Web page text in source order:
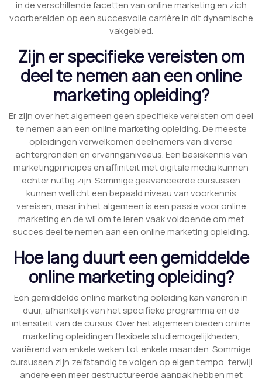
in de verschillende facetten van online marketing en zich
voorbereiden op een succesvolle carrière in dit dynamische
vakgebied.
Zijn er specifieke vereisten om
deel te nemen aan een online
marketing opleiding?
Er zijn over het algemeen geen specifieke vereisten om deel
te nemen aan een online marketing opleiding. De meeste
opleidingen verwelkomen deelnemers van diverse
achtergronden en ervaringsniveaus. Een basiskennis van
marketingprincipes en affiniteit met digitale media kunnen
echter nuttig zijn. Sommige geavanceerde cursussen
kunnen wellicht een bepaald niveau van voorkennis
vereisen, maar in het algemeen is een passie voor online
marketing en de wil om te leren vaak voldoende om met
succes deel te nemen aan een online marketing opleiding.
Hoe lang duurt een gemiddelde
online marketing opleiding?
Een gemiddelde online marketing opleiding kan variëren in
duur, afhankelijk van het specifieke programma en de
intensiteit van de cursus. Over het algemeen bieden online
marketing opleidingen flexibele studiemogelijkheden,
variërend van enkele weken tot enkele maanden. Sommige
cursussen zijn zelfstandig te volgen op eigen tempo, terwijl
andere een meer gestructureerde aanpak hebben met